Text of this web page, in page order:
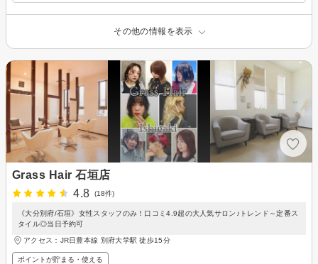
その他の情報を表示
Grass Hair 石垣店
4.8
(18件)
《大分別府/石垣》女性スタッフのみ！口コミ4.9超の大人気サロン♪トレンド～定番ス
タイル◎当日予約可
アクセス：JR日豊本線 別府大学駅 徒歩15分
ポイントが貯まる・使える